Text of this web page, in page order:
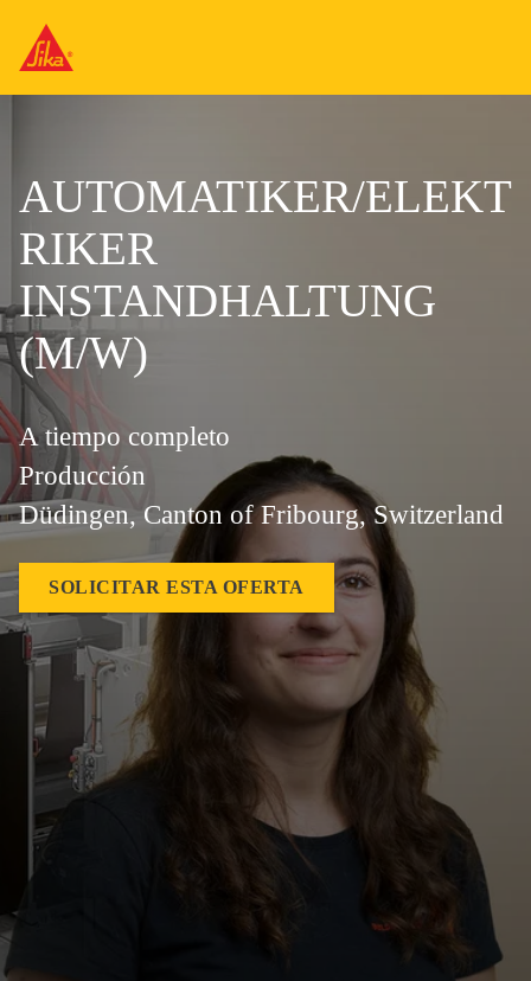
AUTOMATIKER/ELEKT
RIKER
INSTANDHALTUNG
(M/W)
A tiempo completo
Producción
Düdingen, Canton of Fribourg, Switzerland
SOLICITAR ESTA OFERTA